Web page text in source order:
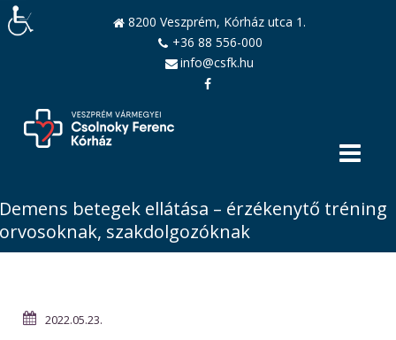
8200 Veszprém, Kórház utca 1.
+36 88 556-000
info@csfk.hu
betegek ellátása – érzékenytő tréning
szakdolgozóknak
2022.05.23.